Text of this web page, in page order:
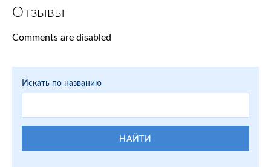
Отзывы
Comments are disabled
Искать по названию
НАЙТИ